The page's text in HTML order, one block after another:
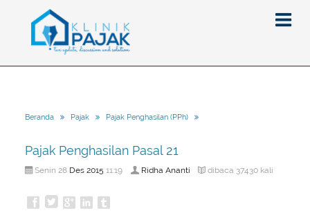
Pajak
Pajak Penghasilan (PPh)
PPh
SPT
Beranda Pajak Pajak Penghasilan (PPh)
Pajak Penghasilan Pasal 21
Senin 28 Des 2015 11:19 Ridha Ananti dibaca 37430 kali